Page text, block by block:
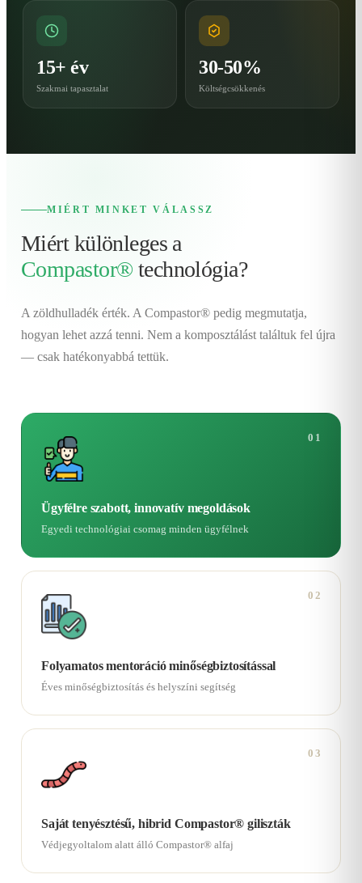
15+ év
Szakmai tapasztalat
30-50%
Költségcsökkenés
MIÉRT MINKET VÁLASSZ
Miért különleges a
Compastor® technológia?
A zöldhulladék érték. A Compastor® pedig megmutatja,
hogyan lehet azzá tenni. Nem a komposztálást találtuk fel újra
— csak hatékonyabbá tettük.
01
Ügyfélre szabott, innovatív megoldások
Egyedi technológiai csomag minden ügyfélnek
02
Folyamatos mentoráció minőségbiztosítással
Éves minőségbiztosítás és helyszíni segítség
03
Saját tenyésztésű, hibrid Compastor® giliszták
Védjegyoltalom alatt álló Compastor® alfaj